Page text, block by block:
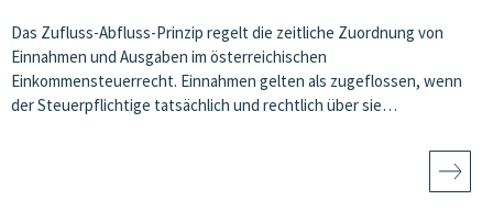
Das Zufluss-Abfluss-Prinzip regelt die zeitliche Zuordnung von
Einnahmen und Ausgaben im österreichischen
Einkommensteuerrecht. Einnahmen gelten als zugeflossen, wenn
der Steuerpflichtige tatsächlich und rechtlich über sie…